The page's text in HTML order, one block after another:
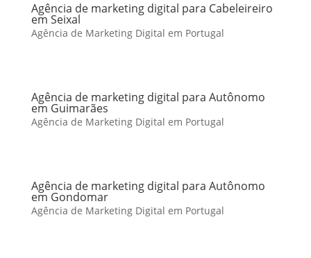
Agência de marketing digital para Cabeleireiro
em Seixal
Agência de Marketing Digital em Portugal
Agência de marketing digital para Autônomo
em Guimarães
Agência de Marketing Digital em Portugal
Agência de marketing digital para Autônomo
em Gondomar
Agência de Marketing Digital em Portugal